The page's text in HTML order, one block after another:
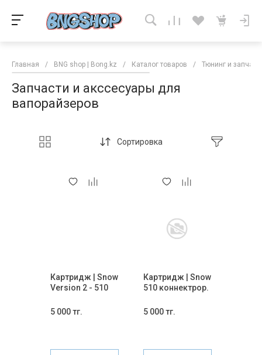
Главная / BNG shop | Bong.kz / Каталог товаров / Тюнинг и
Запчасти и акссесуары для
вапорайзеров
Сортировка
Картридж | Snow
Version 2 - 510
5 000 тг.
Картридж | Snow
510 коннектрор.
5 000 тг.